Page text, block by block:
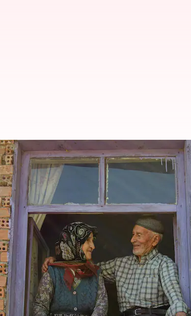
5選
07:26 pm
へ、心温まるドラマを5つご紹介しま
成長期の日本を舞台にした感動的な物語で
立ち向かう姿勢が「おしん」と通じるものが